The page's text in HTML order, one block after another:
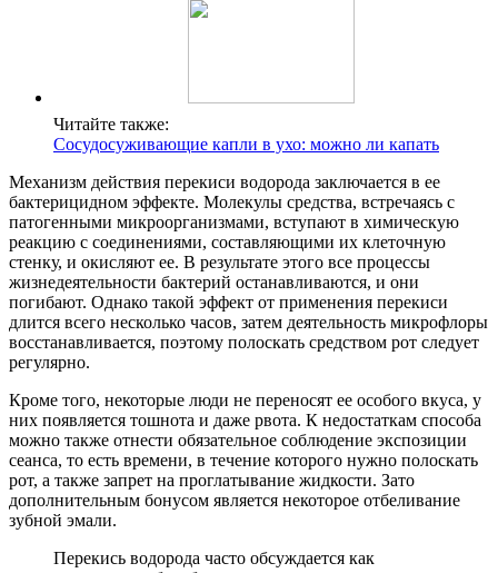
Читайте также:
Сосудосуживающие капли в ухо: можно ли капать
Механизм действия перекиси водорода заключается в ее
бактерицидном эффекте. Молекулы средства, встречаясь с
патогенными микроорганизмами, вступают в химическую
реакцию с соединениями, составляющими их клеточную
стенку, и окисляют ее. В результате этого все процессы
жизнедеятельности бактерий останавливаются, и они
погибают. Однако такой эффект от применения перекиси
длится всего несколько часов, затем деятельность микрофлоры
восстанавливается, поэтому полоскать средством рот следует
регулярно.
Кроме того, некоторые люди не переносят ее особого вкуса, у
них появляется тошнота и даже рвота. К недостаткам способа
можно также отнести обязательное соблюдение экспозиции
сеанса, то есть времени, в течение которого нужно полоскать
рот, а также запрет на проглатывание жидкости. Зато
дополнительным бонусом является некоторое отбеливание
зубной эмали.
Перекись водорода часто обсуждается как